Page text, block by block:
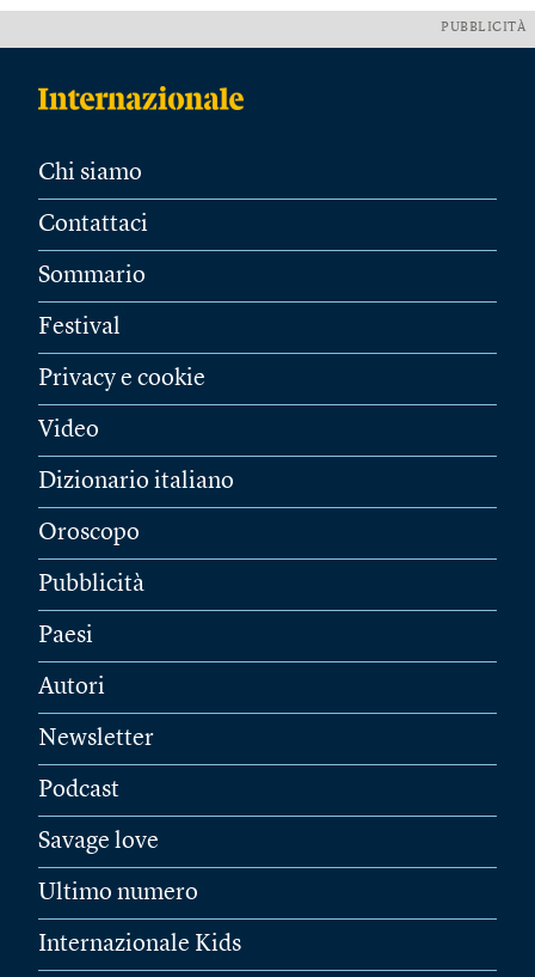
PUBBLICITÀ
Chi siamo
Contattaci
Sommario
Festival
Privacy e cookie
Video
Dizionario italiano
Oroscopo
Pubblicità
Paesi
Autori
Newsletter
Podcast
Savage love
Ultimo numero
Internazionale Kids